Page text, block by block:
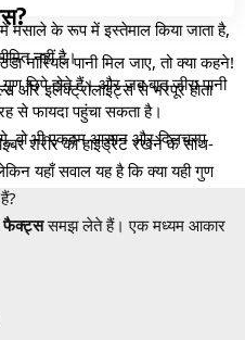
नारियल पानी मिल जाए, तो क्या कहने!
और इलेक्ट्रोलाइट्स से भरपूर होता
शरीर को हाइड्रेट रखने के साथ-
यहाँ सवाल यह है कि क्या यही गुण
फैक्ट्ससमझ लेते हैं। एक मध्यम आकार
मसाले के रूप में इस्तेमाल किया जाता है,
नहीं है।
छिपे होते हैं। और जब बात जीरा पानी
से फायदा पहुंचा सकता है।
वो भी एकदम आसान और दिलचस्प